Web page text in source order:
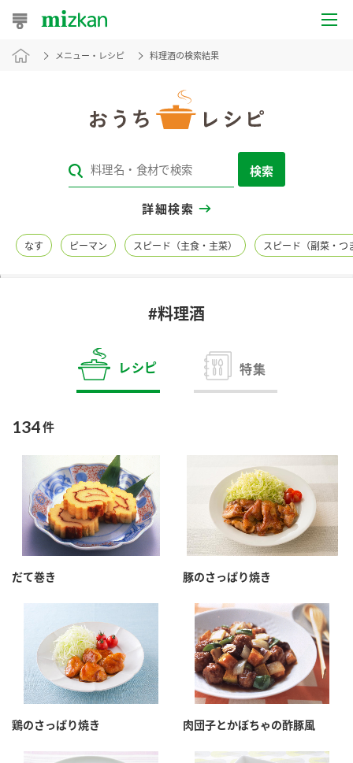
おうちレシピ
レシピカテゴリ一覧
レシピ名特集
商品カテゴリ
お酢ドリンク ぽん酢
みりん風・料理酒 鍋用調味料
つゆ たれ
スープ 中華
クイック調味料 レモン果汁
ブランド・スペシャルサイト
ブランド・スペシャルサイト トップ
商品ブランドサイト
カンタン酢
お酢ドリンク
味ぽん
ぽん酢
かおりの蔵
企業情報
ミツカングループについて
企業理念
ミツカンの歴史
ミツカンを知る
環境への取り組み
採用情報
メニュー・レシピ 料理酒の検索結果
検索
詳細検索
なす ピーマン スピード（主食・主菜） スピード（副菜・つ
#料理酒
レシピ 特集
134件
だて巻き 豚のさっぱり焼き
鶏のさっぱり焼き 肉団子とかぼちゃの酢豚風